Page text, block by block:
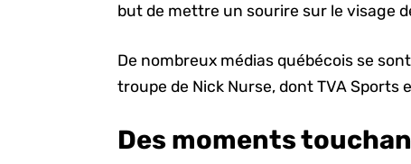
but de mettre un sourire sur le visage
De nombreux médias québécois se
troupe de Nick Nurse, dont TVA Sports
Des moments